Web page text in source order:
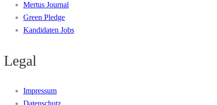
Mertus Journal
Green Pledge
Kandidaten Jobs
Legal
Impressum
Datenschutz